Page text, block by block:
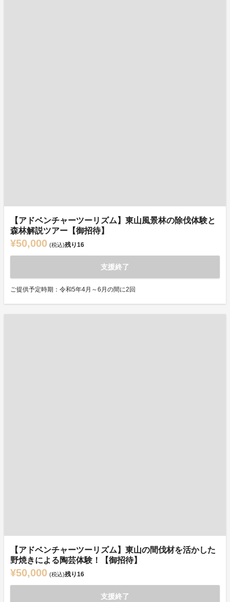
【アドベンチャーツーリズム】東山風景林の除伐体験と
森林解説ツアー【御招待】
¥50,000 (税込)残り16
支援終了
ご提供予定時期：令和5年4月～6月の間に2回
【アドベンチャーツーリズム】東山の間伐材を活かした
野焼きによる陶芸体験！【御招待】
¥50,000 (税込)残り16
支援終了